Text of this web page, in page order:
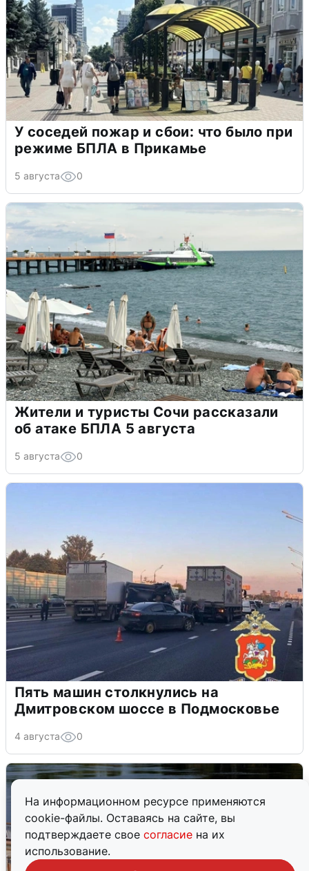
На информационном ресурсе применяются
cookie-файлы. Оставаясь на сайте, вы
подтверждаете свое согласие на их
использование.
У соседей пожар и сбои: что было при
режиме БПЛА в Прикамье
5 августа 0
Жители и туристы Сочи рассказали
об атаке БПЛА 5 августа
5 августа 0
Пять машин столкнулись на
Дмитровском шоссе в Подмосковье
4 августа 0